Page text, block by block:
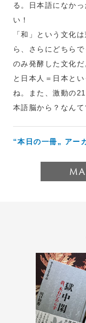
る。日本語になか
い！
「和」という文化
ら、さらにどちら
のみ発酵した文化
と日本人＝日本と
ね。また、激動の
本語脳から？なんて
“本日の一冊„ アー